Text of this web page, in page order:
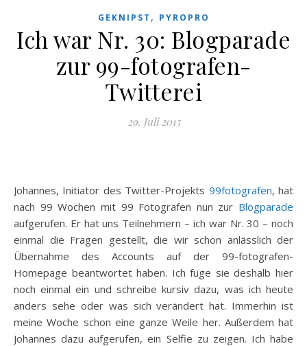
GEKNIPST , PYROPRO
Ich war Nr. 30: Blogparade
zur 99-fotografen-
Twitterei
29. Juli 2015
Johannes, Initiator des Twitter-Projekts 99fotografen, hat
nach 99 Wochen mit 99 Fotografen nun zur Blogparade
aufgerufen. Er hat uns Teilnehmern – ich war Nr. 30 – noch
einmal die Fragen gestellt, die wir schon anlässlich der
Übernahme des Accounts auf der 99-fotografen-
Homepage beantwortet haben. Ich füge sie deshalb hier
noch einmal ein und schreibe kursiv dazu, was ich heute
anders sehe oder was sich verändert hat. Immerhin ist
meine Woche schon eine ganze Weile her. Außerdem hat
Johannes dazu aufgerufen, ein Selfie zu zeigen. Ich habe